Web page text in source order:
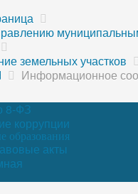
земельных участков
Информационное
8-ФЗ
коррупции
образования
акты